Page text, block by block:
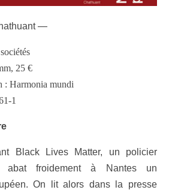
—
25 €
: Harmonia mundi
1
Black Lives Matter, un policier
abat froidement à Nantes un
On lit alors dans la presse